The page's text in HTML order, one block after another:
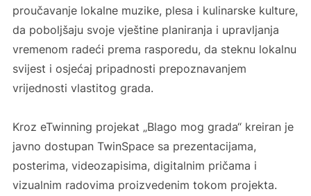
proučavanje lokalne muzike, plesa i kulinarske kulture,
da poboljšaju svoje vještine planiranja i upravljanja
vremenom radeći prema rasporedu, da steknu lokalnu
svijest i osjećaj pripadnosti prepoznavanjem
vrijednosti vlastitog grada.
Kroz eTwinning projekat „Blago mog grada“ kreiran je
javno dostupan TwinSpace sa prezentacijama,
posterima, videozapisima, digitalnim pričama i
vizualnim radovima proizvedenim tokom projekta.